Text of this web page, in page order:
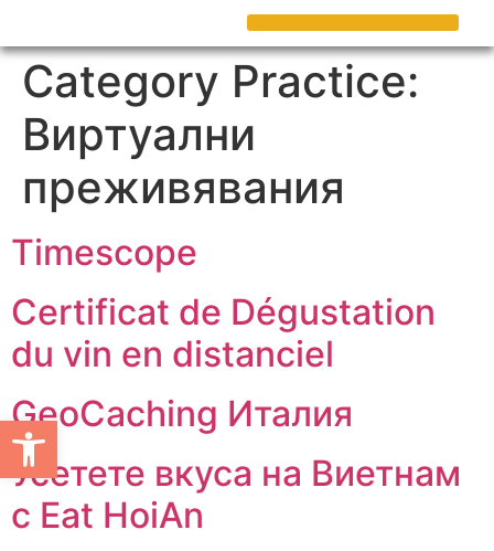
Category Practice:
Виртуални
преживявания
Timescope
Certificat de Dégustation
du vin en distanciel
GeoCaching Италия
Усетете вкуса на Виетнам
с Eat HoiAn
Open toolbar